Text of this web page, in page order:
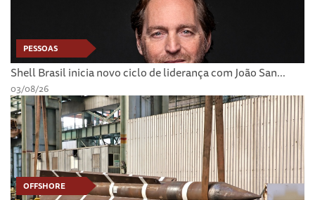
PESSOAS
Shell Brasil inicia novo ciclo de liderança com João San...
03/08/26
OFFSHORE